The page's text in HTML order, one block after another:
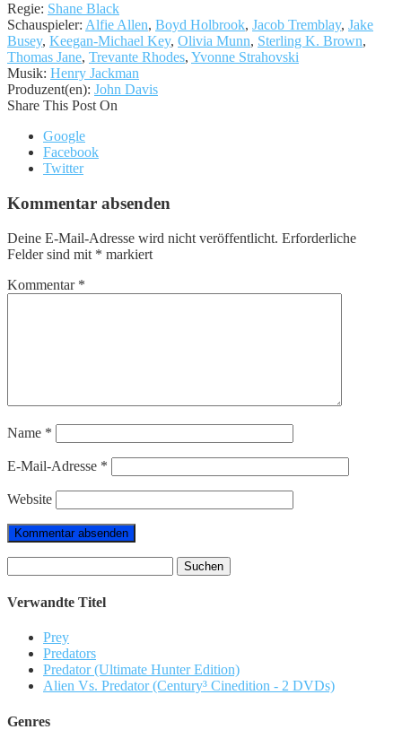
Regie: Shane Black
Schauspieler: Alfie Allen, Boyd Holbrook, Jacob Tremblay, Jake
Busey, Keegan-Michael Key, Olivia Munn, Sterling K. Brown,
Thomas Jane, Trevante Rhodes, Yvonne Strahovski
Musik: Henry Jackman
Produzent(en): John Davis
Share This Post On
Google
Facebook
Twitter
Kommentar absenden
Deine E-Mail-Adresse wird nicht veröffentlicht. Erforderliche
Felder sind mit * markiert
Kommentar *
Name *
E-Mail-Adresse *
Website
nach:
Verwandte Titel
Prey
Predators
Predator (Ultimate Hunter Edition)
Alien Vs. Predator (Century³ Cinedition - 2 DVDs)
Genres